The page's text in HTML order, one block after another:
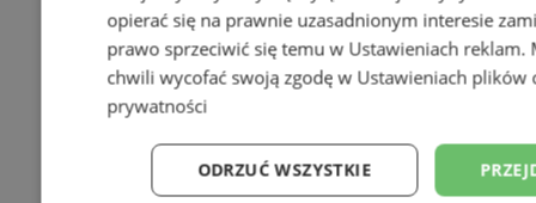
opierać się na prawnie uzasadnionym interesie
prawo sprzeciwić się temu w Ustawieniach reklam.
chwili wycofać swoją zgodę w Ustawieniach plików
prywatności
ODRZUĆ WSZYSTKIE